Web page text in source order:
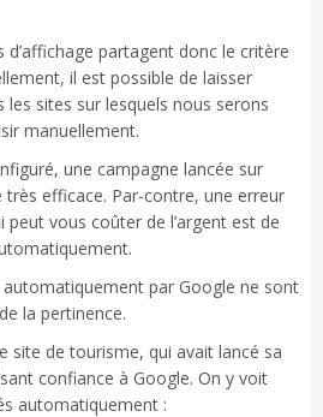
d’affichage partagent donc le critère
il est possible de laisser
sites sur lesquels nous serons
manuellement.
une campagne lancée sur
efficace. Par-contre, une erreur
vous coûter de l’argent est de
par Google ne sont
la pertinence.
site de tourisme, qui avait lancé sa
confiance à Google. On y voit
automatiquement :